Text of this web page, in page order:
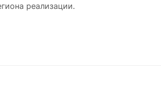
реализации.